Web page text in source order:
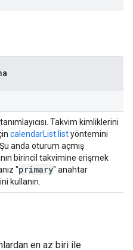
Takvim kimliklerini
calendarList.listyöntemini
Şu anda oturum açmış
birincil takvimine erişmek
"primary" anahtar
kullanın.
en az biri ile